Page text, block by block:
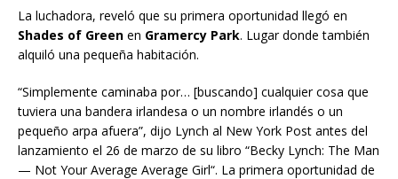
La luchadora, reveló que su primera oportunidad llegó en
Shades of Green en Gramercy Park. Lugar donde también
alquiló una pequeña habitación.
“Simplemente caminaba por… [buscando] cualquier cosa que
tuviera una bandera irlandesa o un nombre irlandés o un
pequeño arpa afuera”, dijo Lynch al New York Post antes del
lanzamiento el 26 de marzo de su libro “Becky Lynch: The Man
— Not Your Average Average Girl“. La primera oportunidad de